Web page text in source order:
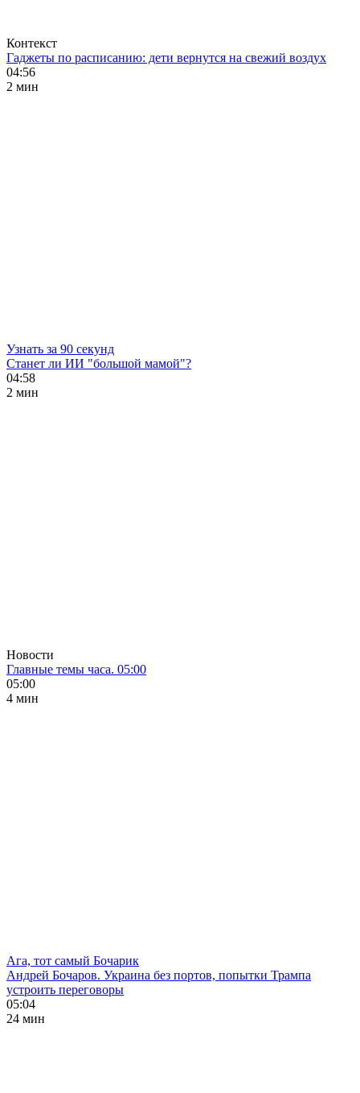
Контекст
Гаджеты по расписанию: дети вернутся на свежий воздух
04:56
2 мин
Узнать за 90 секунд
Станет ли ИИ "большой мамой"?
04:58
2 мин
Новости
Главные темы часа. 05:00
05:00
4 мин
Ага, тот самый Бочарик
Андрей Бочаров. Украина без портов, попытки Трампа
устроить переговоры
05:04
24 мин